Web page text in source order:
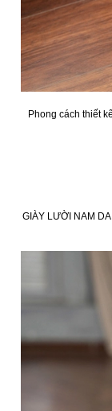
Phong cách thiết
GIÀY LƯỜI NAM